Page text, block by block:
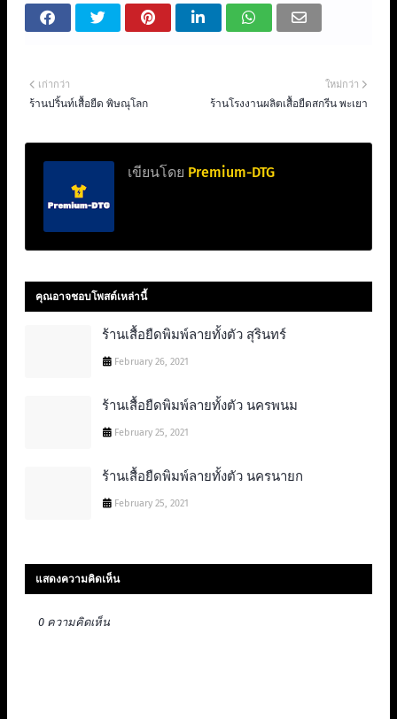
ใหม่กว่า
ร้านโรงงานผลิตเสื้อยืดสกรีน พะเยา
เก่ากว่า
ร้านปริ้นท์เสื้อยืด พิษณุโลก
เขียนโดย Premium-DTG
คุณอาจชอบโพสต์เหล่านี้
ร้านเสื้อยืดพิมพ์ลายทั้งตัว สุรินทร์
February 26, 2021
ร้านเสื้อยืดพิมพ์ลายทั้งตัว นครพนม
February 25, 2021
ร้านเสื้อยืดพิมพ์ลายทั้งตัว นครนายก
February 25, 2021
แสดงความคิดเห็น
0 ความคิดเห็น